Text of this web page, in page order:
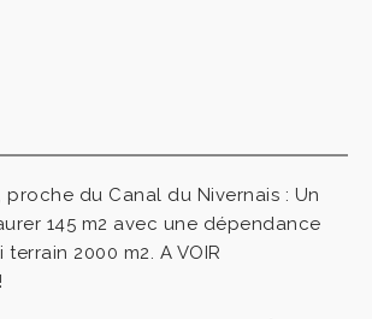
proche du Canal du Nivernais : Un
145 m2 avec une dépendance
2000 m2. A VOIR